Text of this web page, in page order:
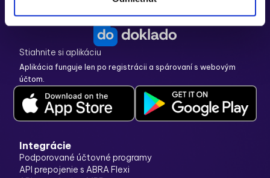
Stiahnite si aplikáciu
Aplikácia funguje len poregistráciia spárovaní s webovým
účtom.
Integrácie
Podporované účtovné programy
API prepojenie s ABRA Flexi